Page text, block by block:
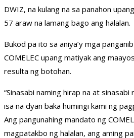
DWIZ, na kulang na sa panahon
57 araw na lamang bago ang halalan.
Bukod pa ito sa aniya’y mga
COMELEC upang matiyak ang
resulta ng botohan.
“Sinasabi naming hirap na at
isa na dyan baka humingi kami ng
Ang pangunahing mandato ng
magpatakbo ng halalan, ang aming